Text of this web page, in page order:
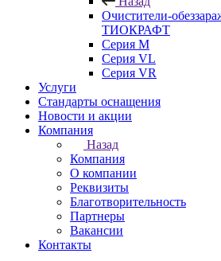
Очистители-
ТИОКРАФТ
Cерия M
Cерия VL
Серия VR
Услуги
Стандарты оснащения
Новости и акции
Компания
Назад
Компания
О компании
Реквизиты
Благотворительность
Партнеры
Вакансии
Контакты